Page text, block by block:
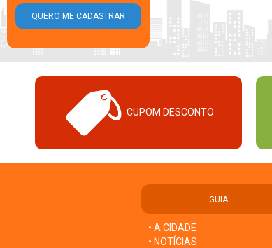
CUPOM DESCONTO
GUIA
• A CIDADE
• NOTÍCIAS